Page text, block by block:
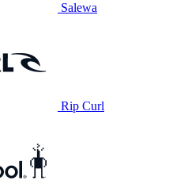
Salewa
Rip Curl